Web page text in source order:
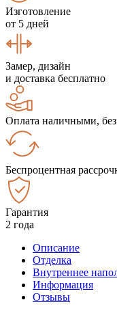
Изготовление
от 5 дней
Замер, дизайн
и доставка бесплатно
Оплата наличными,
Беспроцентная
Гарантия
2 года
Описание
Отделка
Внутреннее
Информация
Отзывы